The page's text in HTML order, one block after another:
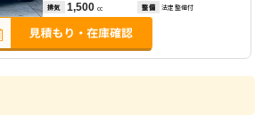
排気 1,500 cc 整備 法定整備付